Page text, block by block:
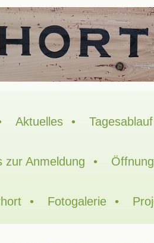
Aktuelles Tagesablauf
zur Anmeldung
Fotogalerie